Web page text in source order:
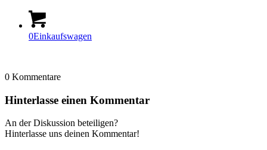
0Einkaufswagen
0 Kommentare
Hinterlasse einen Kommentar
An der Diskussion beteiligen?
Hinterlasse uns deinen Kommentar!